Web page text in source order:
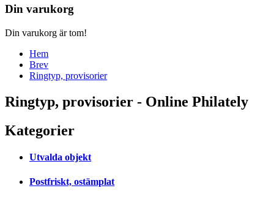
Din varukorg
Din varukorg är tom!
Hem
Brev
Ringtyp, provisorier
Ringtyp, provisorier - Online Philately
Kategorier
Utvalda objekt
Postfriskt, ostämplat